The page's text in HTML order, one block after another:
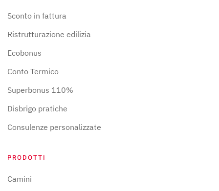
Sconto in fattura
Ristrutturazione edilizia
Ecobonus
Conto Termico
Superbonus 110%
Disbrigo pratiche
Consulenze personalizzate
PRODOTTI
Camini